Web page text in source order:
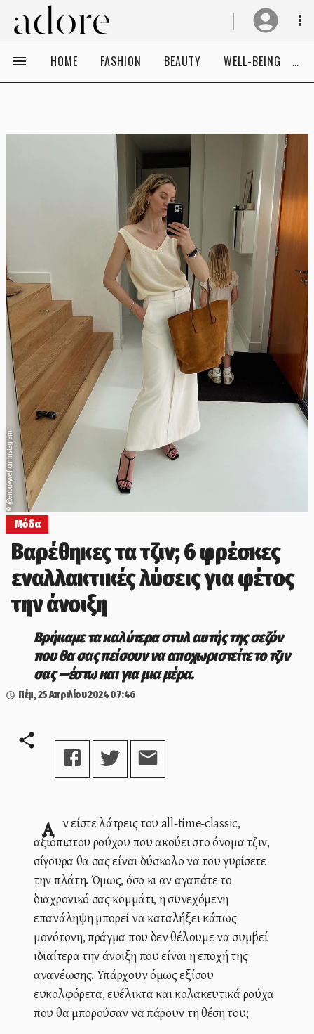
HOME FASHION BEAUTY WELL-BEING
©
@anoukyve from Instagram
Μόδα
Βαρέθηκες τα τζιν; 6 φρέσκες
εναλλακτικές λύσεις για φέτος
την άνοιξη
Βρήκαμε τα καλύτερα στυλ αυτής της σεζόν
που θα σας πείσουν να αποχωριστείτε το τζιν
σας —έστω και για μια μέρα.
Πέμ, 25 Απριλίου 202407:46
Αν είστε λάτρεις του all-time-classic,
αξιόπιστου ρούχου που ακούει στο όνομα τζιν,
σίγουρα θα σας είναι δύσκολο να του γυρίσετε
την πλάτη. Όμως, όσο κι αν αγαπάτε το
διαχρονικό σας κομμάτι, η συνεχόμενη
επανάληψη μπορεί να καταλήξει κάπως
μονότονη, πράγμα που δεν θέλουμε να συμβεί
ιδιαίτερα την άνοιξη που είναι η εποχή της
ανανέωσης. Υπάρχουν όμως εξίσου
ευκολφόρετα, ευέλικτα και κολακευτικά ρούχα
που θα μπορούσαν να πάρουν τη θέση του;